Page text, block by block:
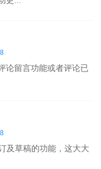
论留言功能或者评论已
及草稿的功能，这大大